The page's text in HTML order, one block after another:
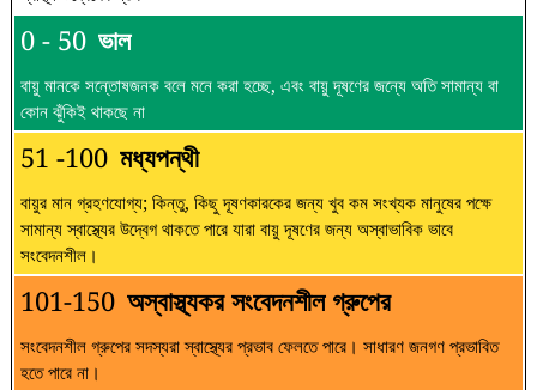
0 - 50 ভাল
বায়ু মানকে সন্তোষজনক বলে মনে করা হচ্ছে, এবং বায়ু দূষণের জন্যে অতি সামান্য বা
কোন ঝুঁকিই থাকছে না
51 -100 মধ্যপন্থী
বায়ুর মান গ্রহণযোগ্য; কিন্তু, কিছু দূষণকারকের জন্য খুব কম সংখ্যক মানুষের পক্ষে
সামান্য স্বাস্থ্যের উদ্বেগ থাকতে পারে যারা বায়ু দূষণের জন্য অস্বাভাবিক ভাবে
সংবেদনশীল।
101-150 অস্বাস্থ্যকর সংবেদনশীল গ্রুপের
সংবেদনশীল গ্রুপের সদস্যরা স্বাস্থ্যের প্রভাব ফেলতে পারে। সাধারণ জনগণ প্রভাবিত
হতে পারে না।